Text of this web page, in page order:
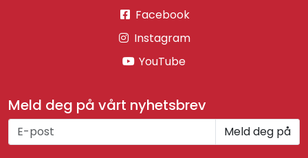
Meld deg på vårt nyhetsbrev
Meld deg på
Facebook
Instagram
YouTube